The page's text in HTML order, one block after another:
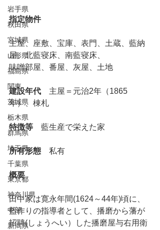
岩手県
秋田県
宮城県
山形県
福島県
関東
茨城県
栃木県
群馬県
埼玉県
千葉県
東京都
神奈川県
中部
新潟県
指定物件
主屋、座敷、宝庫、表門、土蔵、藍納
屋、北藍寝床、南藍寝床、
味噌部屋、番屋、灰屋、土地
建設年代 主屋＝元治2年（1865
年）、棟札
特徴等 藍生産で栄えた家
所有形態 私有
概要
田中家は寛永年間(1624～44年)頃に、
藍作りの指導者として、播磨から藩が
招聘(しょうへい）した播磨屋与右用衛